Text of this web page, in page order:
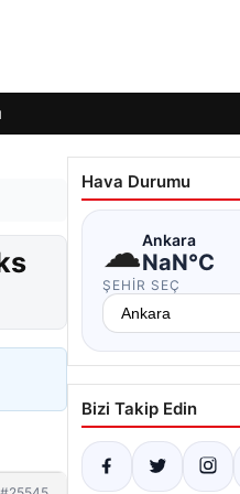
Hava Durumu
☁Ankara
NaN°C
ŞEHIR SEÇ
Bizi Takip Edin